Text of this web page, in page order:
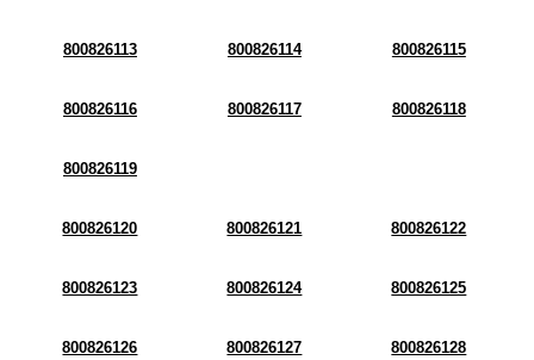
800826113 800826114 800826115
800826116 800826117 800826118
800826119
800826120 800826121 800826122
800826123 800826124 800826125
800826126 800826127 800826128